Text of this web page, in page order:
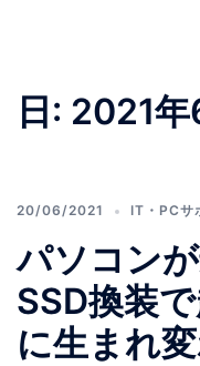
日: 2021
20/06/2021 IT・PCサ
パソコン
SSD換装
に生まれ